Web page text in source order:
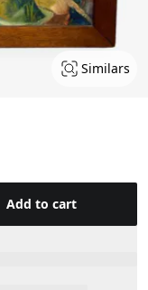
Similars
Add to cart